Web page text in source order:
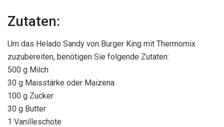
Zutaten:
Um das Helado Sandy von Burger King mit Thermomix
zuzubereiten, benötigen Sie folgende Zutaten:
500 g Milch
30 g Maisstärke oder Maizena
100 g Zucker
30 g Butter
1 Vanilleschote